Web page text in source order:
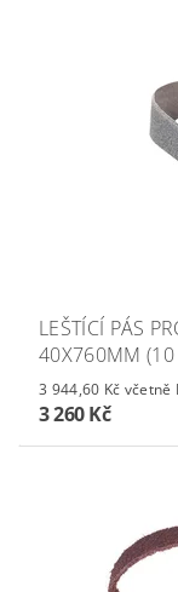
LEŠTÍCÍ PÁS
40X760MM (10
3 944,60 Kč
3 260 Kč